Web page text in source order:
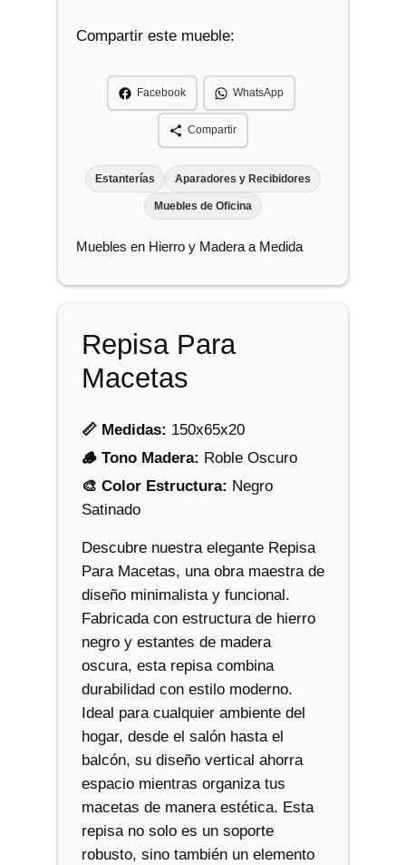
a
t
d
a
Compartir este mueble:
Facebook WhatsApp
Compartir
Estanterías Aparadores y Recibidores
Muebles de Oficina
Muebles en Hierro y Madera a Medida
Repisa Para
Macetas
📏 Medidas: 150x65x20
🪵 Tono Madera: Roble Oscuro
🎨 Color Estructura: Negro
Satinado
Descubre nuestra elegante Repisa
Para Macetas, una obra maestra de
diseño minimalista y funcional.
Fabricada con estructura de hierro
negro y estantes de madera
oscura, esta repisa combina
durabilidad con estilo moderno.
Ideal para cualquier ambiente del
hogar, desde el salón hasta el
balcón, su diseño vertical ahorra
espacio mientras organiza tus
macetas de manera estética. Esta
repisa no solo es un soporte
robusto, sino también un elemento